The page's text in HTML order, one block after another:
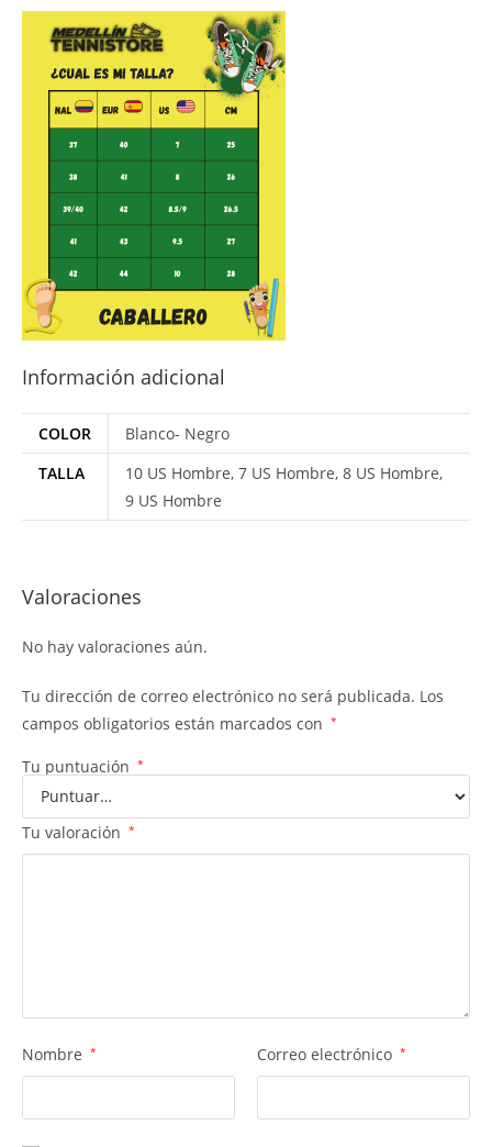
Información adicional
COLOR
Blanco- Negro
TALLA
10 US Hombre, 7 US Hombre, 8 US Hombre,
9 US Hombre
Valoraciones
No hay valoraciones aún.
Tu dirección de correo electrónico no será publicada. Los
campos obligatorios están marcados con *
Tu puntuación *
Tu valoración *
Nombre * Correo electrónico *